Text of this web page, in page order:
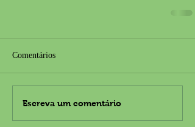
Comentários
Escreva um comentário